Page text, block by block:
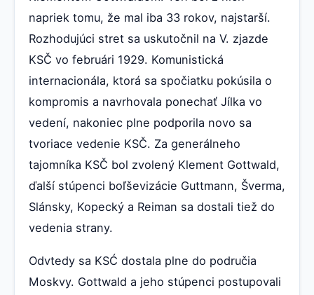
napriek tomu, že mal iba 33 rokov, najstarší.
Rozhodujúci stret sa uskutočnil na V. zjazde
KSČ vo februári 1929. Komunistická
internacionála, ktorá sa spočiatku pokúsila o
kompromis a navrhovala ponechať Jílka vo
vedení, nakoniec plne podporila novo sa
tvoriace vedenie KSČ. Za generálneho
tajomníka KSČ bol zvolený Klement Gottwald,
ďalší stúpenci boľševizácie Guttmann, Šverma,
Slánsky, Kopecký a Reiman sa dostali tiež do
vedenia strany.
Odvtedy sa KSĆ dostala plne do područia
Moskvy. Gottwald a jeho stúpenci postupovali